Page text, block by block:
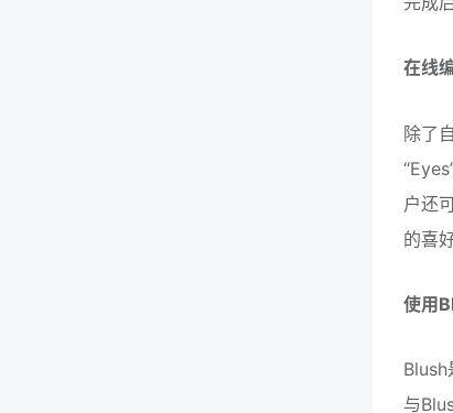
在线
除了
户还
的喜
使用
与